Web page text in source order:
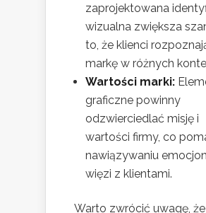
zaprojektowana
wizualna zwiększa
to, że klienci
markę w różnych
Wartości marki:
graficzne powinny
odzwierciedlać misję i
wartości firmy, co
nawiązywaniu
więzi z klientami.
Warto zwrócić uwagę, że